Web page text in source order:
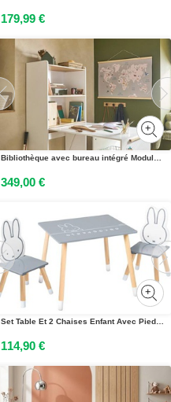
179,99 €
Bibliothèque avec bureau intégré Modulo blanc
349,00 €
Set Table Et 2 Chaises Enfant Avec Pieds En Bois Massif Gris - Naturel / Lapin Miffy
114,90 €